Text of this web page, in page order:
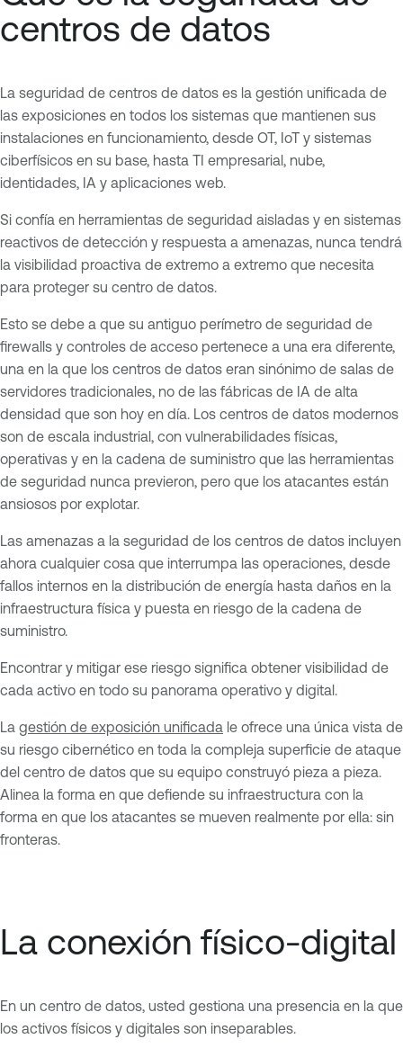
centros de datos
La seguridad de centros de datos es la gestión unificada de
las exposiciones en todos los sistemas que mantienen sus
instalaciones en funcionamiento, desde OT, IoT y sistemas
ciberfísicos en su base, hasta TI empresarial, nube,
identidades, IA y aplicaciones web.
Si confía en herramientas de seguridad aisladas y en sistemas
reactivos de detección y respuesta a amenazas, nunca tendrá
la visibilidad proactiva de extremo a extremo que necesita
para proteger su centro de datos.
Esto se debe a que su antiguo perímetro de seguridad de
firewalls y controles de acceso pertenece a una era diferente,
una en la que los centros de datos eran sinónimo de salas de
servidores tradicionales, no de las fábricas de IA de alta
densidad que son hoy en día. Los centros de datos modernos
son de escala industrial, con vulnerabilidades físicas,
operativas y en la cadena de suministro que las herramientas
de seguridad nunca previeron, pero que los atacantes están
ansiosos por explotar.
Las amenazas a la seguridad de los centros de datos incluyen
ahora cualquier cosa que interrumpa las operaciones, desde
fallos internos en la distribución de energía hasta daños en la
infraestructura física y puesta en riesgo de la cadena de
suministro.
Encontrar y mitigar ese riesgo significa obtener visibilidad de
cada activo en todo su panorama operativo y digital.
La gestión de exposición unificada le ofrece una única vista de
su riesgo cibernético en toda la compleja superficie de ataque
del centro de datos que su equipo construyó pieza a pieza.
Alinea la forma en que defiende su infraestructura con la
forma en que los atacantes se mueven realmente por ella: sin
fronteras.
La conexión físico-digital
En un centro de datos, usted gestiona una presencia en la que
los activos físicos y digitales son inseparables.